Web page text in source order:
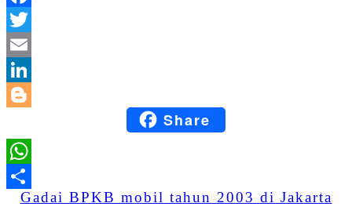
BloggerShare
Share
Gadai BPKB mobil tahun 2003 di Jakarta